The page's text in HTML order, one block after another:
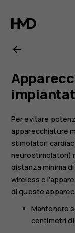
d’uso
del
Nokia
8.1
Per evitare
apparecchiature
stimolatori
neurostimolatori)
distanza minima
wireless e
di queste
Mantenere
centimetri